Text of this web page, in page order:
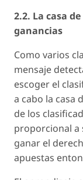
2.2. La casa
ganancias
Como varios
mensaje
escoger el
a cabo la casa
de los
proporcional a
ganar el
apuestas